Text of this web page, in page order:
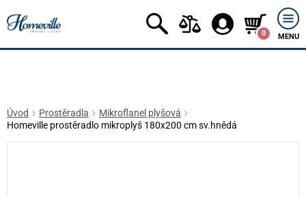
0 MENU
Úvod Prostěradla
Mikroflanel plyšová
Homeville prostěradlo mikroplyš 180x200 cm sv.hnědá